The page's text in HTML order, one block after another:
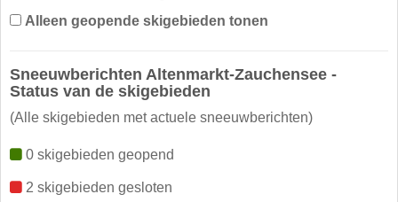
Alleen geopende skigebieden tonen
Sneeuwberichten Altenmarkt-Zauchensee -
Status van de skigebieden
(Alle skigebieden met actuele sneeuwberichten)
0 skigebieden geopend
2 skigebieden gesloten